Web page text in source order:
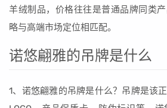
羊绒制品，价格往往是普通品牌同类
略与高端市场定位相匹配。
诺悠翩雅的吊牌是什么
1、诺悠翩雅的吊牌是什么？吊牌是该